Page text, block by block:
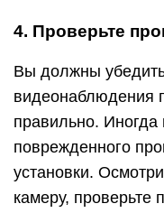
4. Проверьте
Вы должны
видеонаблюдения
правильно. Иногда
поврежденного
установки.
камеру, проверьте